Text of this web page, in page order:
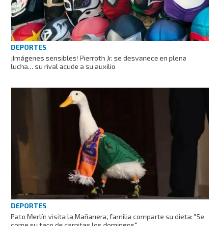
DEPORTES
¡Imágenes sensibles! Pierroth Jr. se desvanece en plena
lucha… su rival acude a su auxilio
DEPORTES
Pato Merlín visita la Mañanera, familia comparte su dieta: "Se